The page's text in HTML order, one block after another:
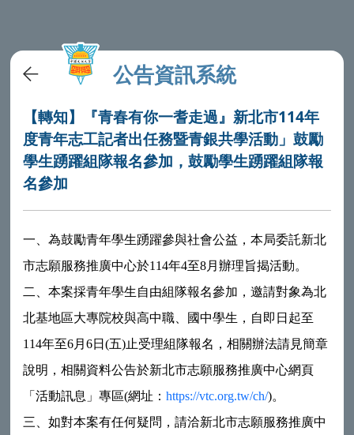
公告資訊系統
【轉知】『青春有你一耆走過』新北市114年
度青年志工記者出任務暨青銀共學活動」鼓勵
學生踴躍組隊報名參加，鼓勵學生踴躍組隊報
名參加
一、為鼓勵青年學生踴躍參與社會公益，本局委託新北
市志願服務推廣中心於114年4至8月辦理旨揭活動。
二、本案採青年學生自由組隊報名參加，邀請對象為北
北基地區大專院校與高中職、國中學生，自即日起至
114年至6月6日(五)止受理組隊報名，相關辦法請見簡章
說明，相關資料公告於新北市志願服務推廣中心網頁
「活動訊息」專區(網址：https://vtc.org.tw/ch/)。
三、如對本案有任何疑問，請洽新北市志願服務推廣中